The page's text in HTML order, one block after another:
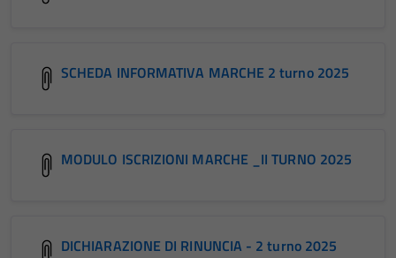
SCHEDA INFORMATIVA MARCHE 2 turno 2025
MODULO ISCRIZIONI MARCHE _II TURNO 2025
DICHIARAZIONE DI RINUNCIA - 2 turno 2025